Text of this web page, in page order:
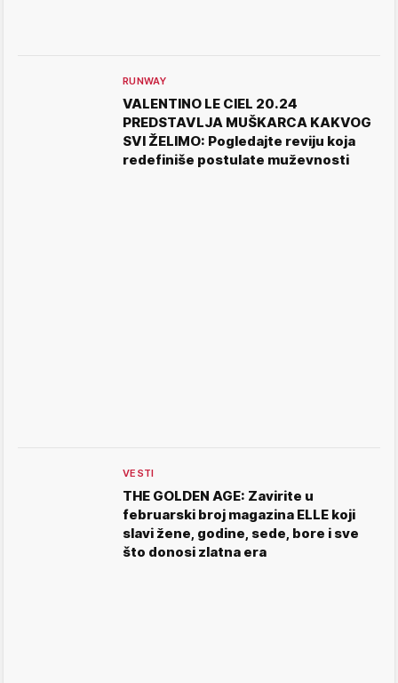
RUNWAY
VALENTINO LE CIEL 20.24
PREDSTAVLJA MUŠKARCA KAKVOG
SVI ŽELIMO: Pogledajte reviju koja
redefiniše postulate muževnosti
VESTI
THE GOLDEN AGE: Zavirite u
februarski broj magazina ELLE koji
slavi žene, godine, sede, bore i sve
što donosi zlatna era